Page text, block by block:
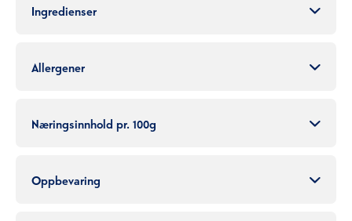
Ingredienser
Allergener
Næringsinnhold pr. 100g
Oppbevaring